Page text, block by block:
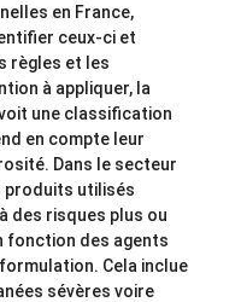
en France,
ceux-ci et
règles et les
à appliquer, la
une classification
en compte leur
Dans le secteur
produits utilisés
des risques plus ou
fonction des agents
Cela inclue
sévères voire